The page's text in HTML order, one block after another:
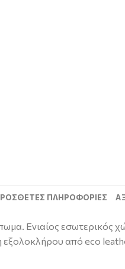
ΠΛΗΡΟΦΟΡΊΕΣ
Eνιαίος εσωτερικός
από eco